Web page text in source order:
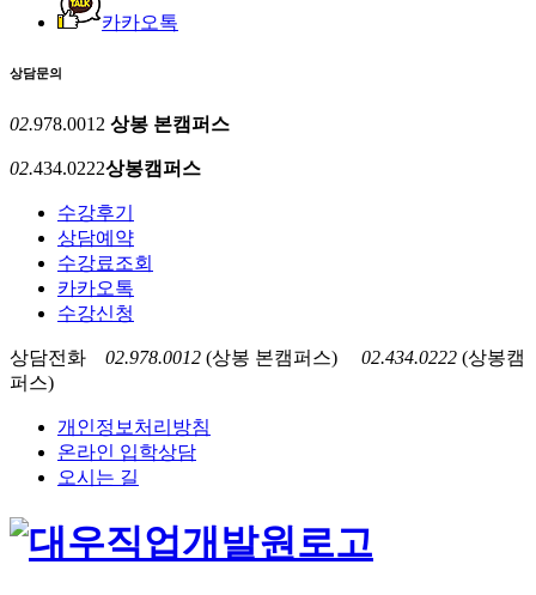
카카오톡
상담문의
02.978.0012 상봉 본캠퍼스
02.434.0222상봉캠퍼스
수강후기
상담예약
수강료조회
카카오톡
수강신청
상담전화 02.978.0012 (상봉 본캠퍼스) 02.434.0222 (상봉캠
퍼스)
개인정보처리방침
온라인 입학상담
오시는 길